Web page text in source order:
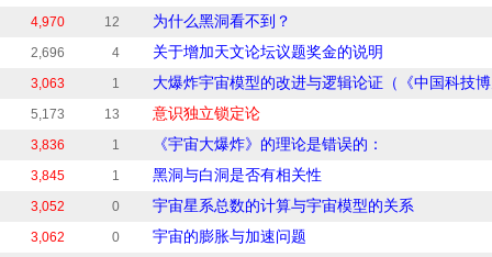
4,970 12 为什么黑洞看不到？
2,696 4 关于增加天文论坛议题奖金的说明
3,063 1 大爆炸宇宙模型的改进与逻辑论证（《中国科技
5,173 13 意识独立锁定论
3,836 1 《宇宙大爆炸》的理论是错误的：
3,845 1 黑洞与白洞是否有相关性
3,052 0 宇宙星系总数的计算与宇宙模型的关系
3,062 0 宇宙的膨胀与加速问题